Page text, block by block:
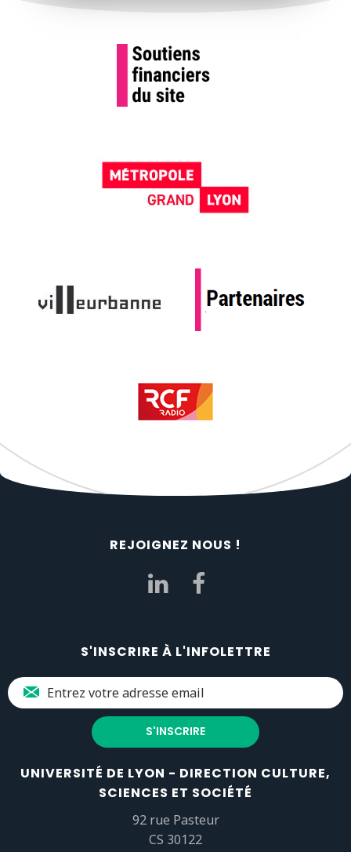
REJOIGNEZ NOUS !
S'INSCRIRE À L'INFOLETTRE
UNIVERSITÉ DE LYON - DIRECTION CULTURE,
SCIENCES ET SOCIÉTÉ
92 rue Pasteur
CS 30122